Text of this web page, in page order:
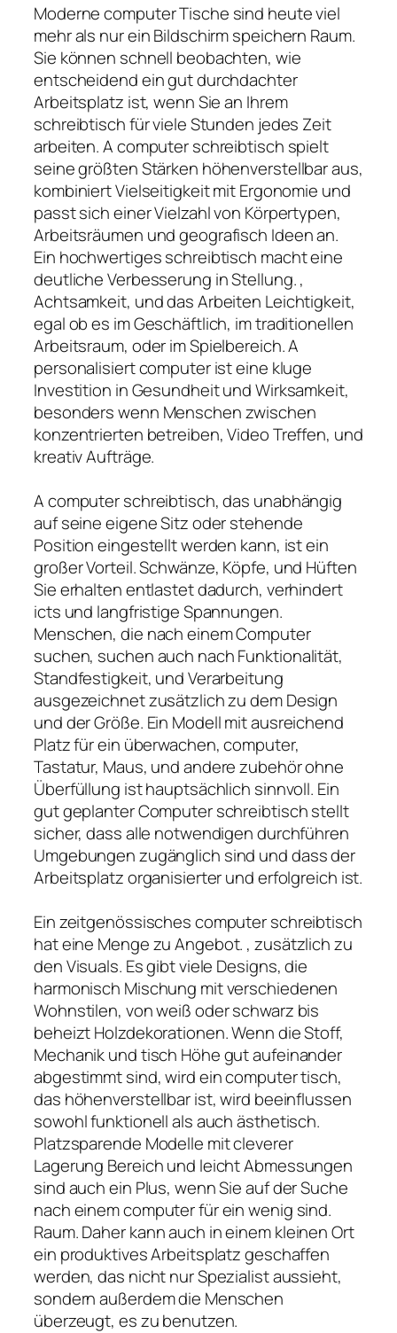
Moderne computer Tische sind heute viel
mehr als nur ein Bildschirm speichern Raum.
Sie können schnell beobachten, wie
entscheidend ein gut durchdachter
Arbeitsplatz ist, wenn Sie an Ihrem
schreibtisch für viele Stunden jedes Zeit
arbeiten. A computer schreibtisch spielt
seine größten Stärken höhenverstellbar aus,
kombiniert Vielseitigkeit mit Ergonomie und
passt sich einer Vielzahl von Körpertypen,
Arbeitsräumen und geografisch Ideen an.
Ein hochwertiges schreibtisch macht eine
deutliche Verbesserung in Stellung. ,
Achtsamkeit, und das Arbeiten Leichtigkeit,
egal ob es im Geschäftlich, im traditionellen
Arbeitsraum, oder im Spielbereich. A
personalisiert computer ist eine kluge
Investition in Gesundheit und Wirksamkeit,
besonders wenn Menschen zwischen
konzentrierten betreiben, Video Treffen, und
kreativ Aufträge.
A computer schreibtisch, das unabhängig
auf seine eigene Sitz oder stehende
Position eingestellt werden kann, ist ein
großer Vorteil. Schwänze, Köpfe, und Hüften
Sie erhalten entlastet dadurch, verhindert
icts und langfristige Spannungen.
Menschen, die nach einem Computer
suchen, suchen auch nach Funktionalität,
Standfestigkeit, und Verarbeitung
ausgezeichnet zusätzlich zu dem Design
und der Größe. Ein Modell mit ausreichend
Platz für ein überwachen, computer,
Tastatur, Maus, und andere zubehör ohne
Überfüllung ist hauptsächlich sinnvoll. Ein
gut geplanter Computer schreibtisch stellt
sicher, dass alle notwendigen durchführen
Umgebungen zugänglich sind und dass der
Arbeitsplatz organisierter und erfolgreich ist.
Ein zeitgenössisches computer schreibtisch
hat eine Menge zu Angebot. , zusätzlich zu
den Visuals. Es gibt viele Designs, die
harmonisch Mischung mit verschiedenen
Wohnstilen, von weiß oder schwarz bis
beheizt Holzdekorationen. Wenn die Stoff,
Mechanik und tisch Höhe gut aufeinander
abgestimmt sind, wird ein computer tisch,
das höhenverstellbar ist, wird beeinflussen
sowohl funktionell als auch ästhetisch.
Platzsparende Modelle mit cleverer
Lagerung Bereich und leicht Abmessungen
sind auch ein Plus, wenn Sie auf der Suche
nach einem computer für ein wenig sind.
Raum. Daher kann auch in einem kleinen Ort
ein produktives Arbeitsplatz geschaffen
werden, das nicht nur Spezialist aussieht,
sondern außerdem die Menschen
überzeugt, es zu benutzen.